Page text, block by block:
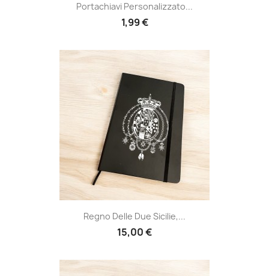
Portachiavi Personalizzato...
1,99 €
Regno Delle Due Sicilie,...
15,00 €